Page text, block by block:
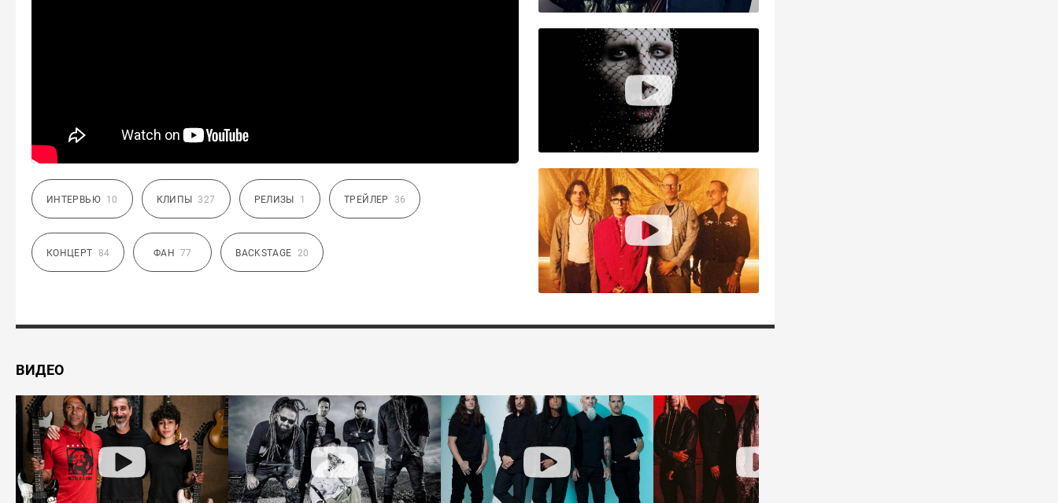
ИНТЕРВЬЮ 10 КЛИПЫ 327 РЕЛИЗЫ 1 ТРЕЙЛЕР 36
КОНЦЕРТ 84 ФАН 77 BACKSTAGE 20
ВИДЕО